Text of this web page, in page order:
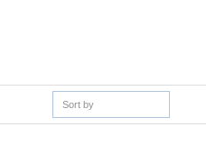
Sort by